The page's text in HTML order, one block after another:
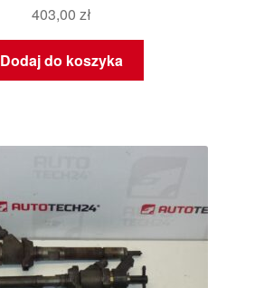
403,00 zł
Dodaj do koszyka